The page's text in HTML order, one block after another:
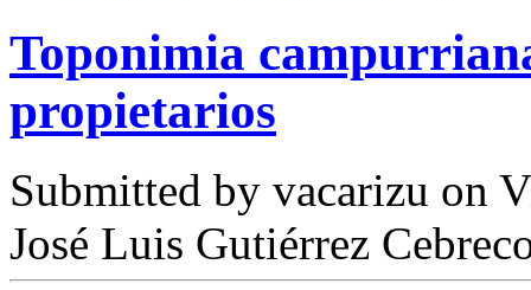
Toponimia
propietarios
Submitted by vacarizu on
José Luis Gutiérrez